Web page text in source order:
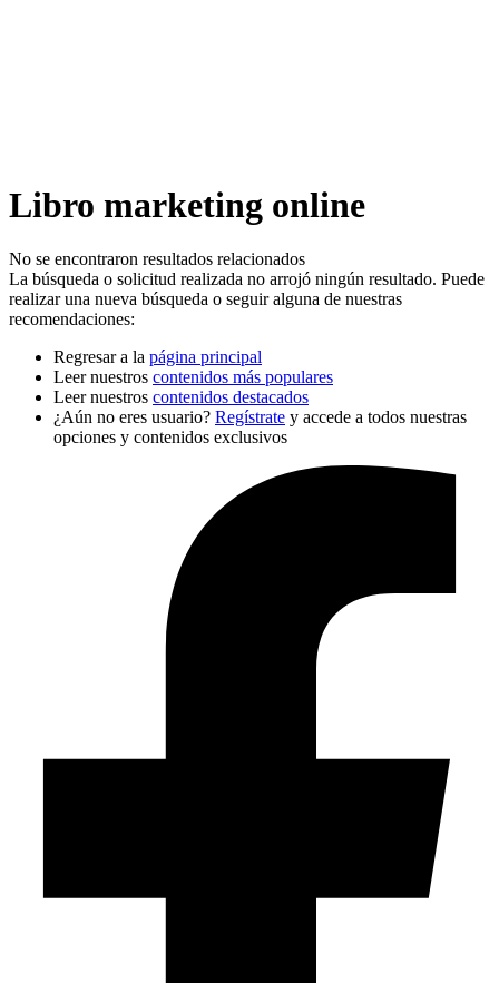
Libro marketing online
No se encontraron resultados relacionados
La búsqueda o solicitud realizada no arrojó ningún resultado. Puede
realizar una nueva búsqueda o seguir alguna de nuestras
recomendaciones:
Regresar a la página principal
Leer nuestros contenidos más populares
Leer nuestros contenidos destacados
¿Aún no eres usuario? Regístrate y accede a todos nuestras
opciones y contenidos exclusivos